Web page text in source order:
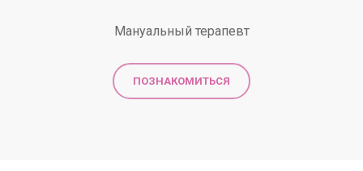
Мануальный терапевт
ПОЗНАКОМИТЬСЯ